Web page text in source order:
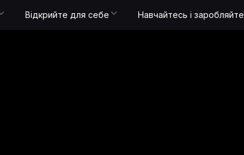
Відкрийте для себе Навчайтесь і заробляйте